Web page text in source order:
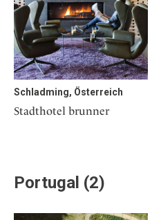
Schladming, Österreich
Stadthotel brunner
Portugal (2)